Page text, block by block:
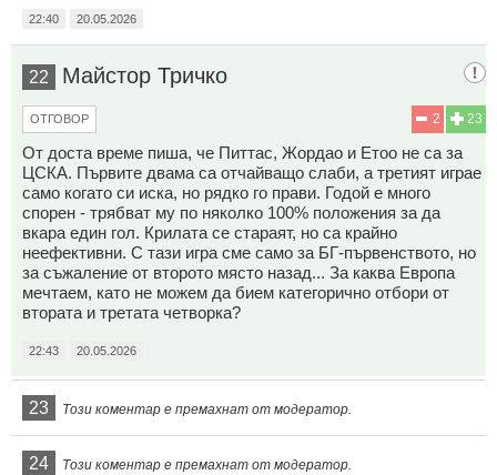
22:40 20.05.2026
22 Майстор Тричко
23
2
ОТГОВОР
От доста време пиша, че Питтас, Жордао и Етоо не са за
ЦСКА. Първите двама са отчайващо слаби, а третият играе
само когато си иска, но рядко го прави. Годой е много
спорен - трябват му по няколко 100% положения за да
вкара един гол. Крилата се стараят, но са крайно
неефективни. С тази игра сме само за БГ-първенството, но
за съжаление от второто място назад... За каква Европа
мечтаем, като не можем да бием категорично отбори от
втората и третата четворка?
22:43 20.05.2026
23 Този коментар е премахнат от модератор.
24 Този коментар е премахнат от модератор.